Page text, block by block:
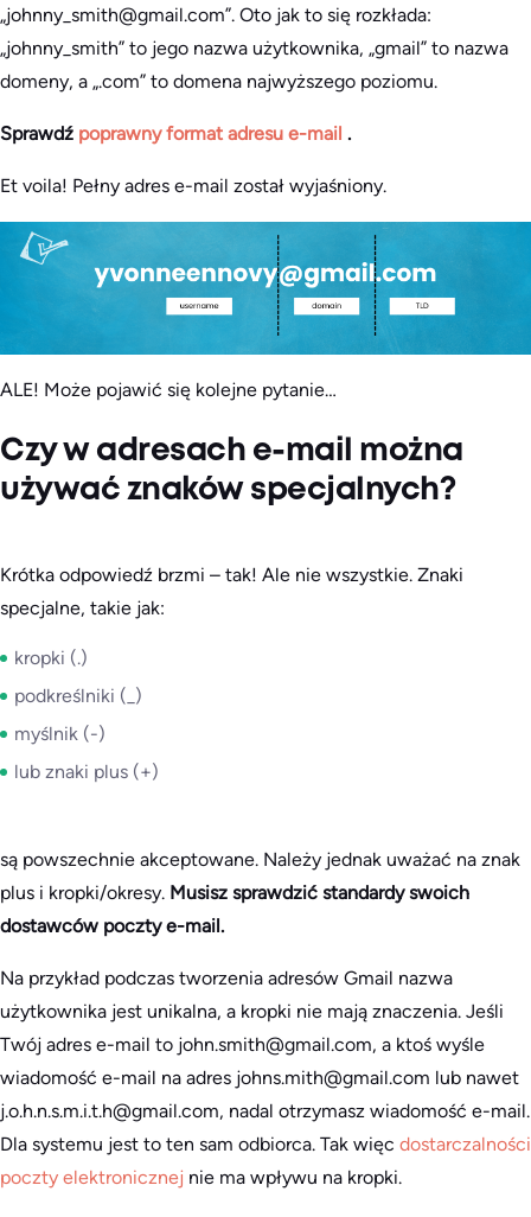
„johnny_smith@gmail.com”. Oto jak to się rozkłada:
„johnny_smith” to jego nazwa użytkownika, „gmail” to nazwa
domeny, a „.com” to domena najwyższego poziomu.
Sprawdź poprawny format adresu e-mail .
Et voila! Pełny adres e-mail został wyjaśniony.
ALE! Może pojawić się kolejne pytanie…
Czy w adresach e-mail można
używać znaków specjalnych?
Krótka odpowiedź brzmi – tak! Ale nie wszystkie. Znaki
specjalne, takie jak:
kropki (.)
podkreślniki (_)
myślnik (-)
lub znaki plus (+)
są powszechnie akceptowane. Należy jednak uważać na znak
plus i kropki/okresy. Musisz sprawdzić standardy swoich
dostawców poczty e-mail.
Na przykład podczas tworzenia adresów Gmail nazwa
użytkownika jest unikalna, a kropki nie mają znaczenia. Jeśli
Twój adres e-mail to john.smith@gmail.com, a ktoś wyśle
wiadomość e-mail na adres johns.mith@gmail.com lub nawet
j.o.h.n.s.m.i.t.h@gmail.com, nadal otrzymasz wiadomość e-mail.
Dla systemu jest to ten sam odbiorca. Tak więc dostarczalności
poczty elektronicznej nie ma wpływu na kropki.